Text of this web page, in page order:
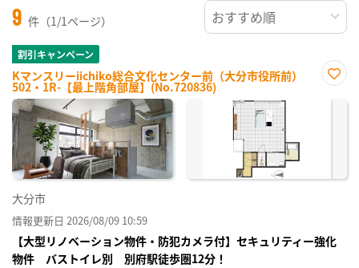
9 件（1/1ページ）
割引キャンペーン
Kマンスリーiichiko総合文化センター前（大分市役所前）
502・1R-【最上階角部屋】(No.720836)
に入
大分市
情報更新日 2026/08/09 10:59
【大型リノベーション物件・防犯カメラ付】セキュリティー強化
物件 バストイレ別 別府駅徒歩圏12分！